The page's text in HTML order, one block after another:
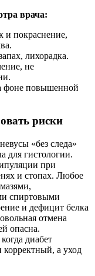
врача:
и покраснение,
лихорадка.
не
фоне повышенной
риски
«без следа»
для гистологии.
при
и стопах. Любое
спиртовыми
и дефицит белка
отмена
опасна.
диабет
а уход